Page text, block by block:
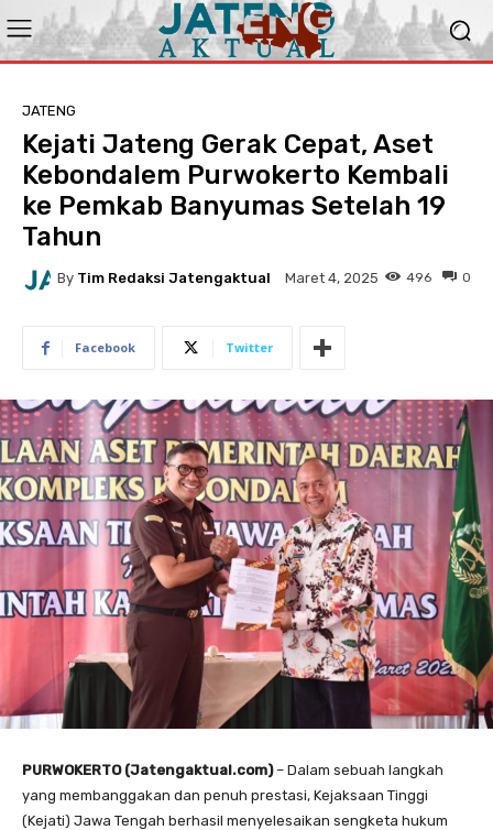
JATENG
Kejati Jateng Gerak Cepat, Aset
Kebondalem Purwokerto Kembali
ke Pemkab Banyumas Setelah 19
Tahun
By Tim Redaksi Jatengaktual Maret 4, 2025 0
496
Facebook Twitter
PURWOKERTO (Jatengaktual.com) – Dalam sebuah langkah
yang membanggakan dan penuh prestasi, Kejaksaan Tinggi
(Kejati) Jawa Tengah berhasil menyelesaikan sengketa hukum